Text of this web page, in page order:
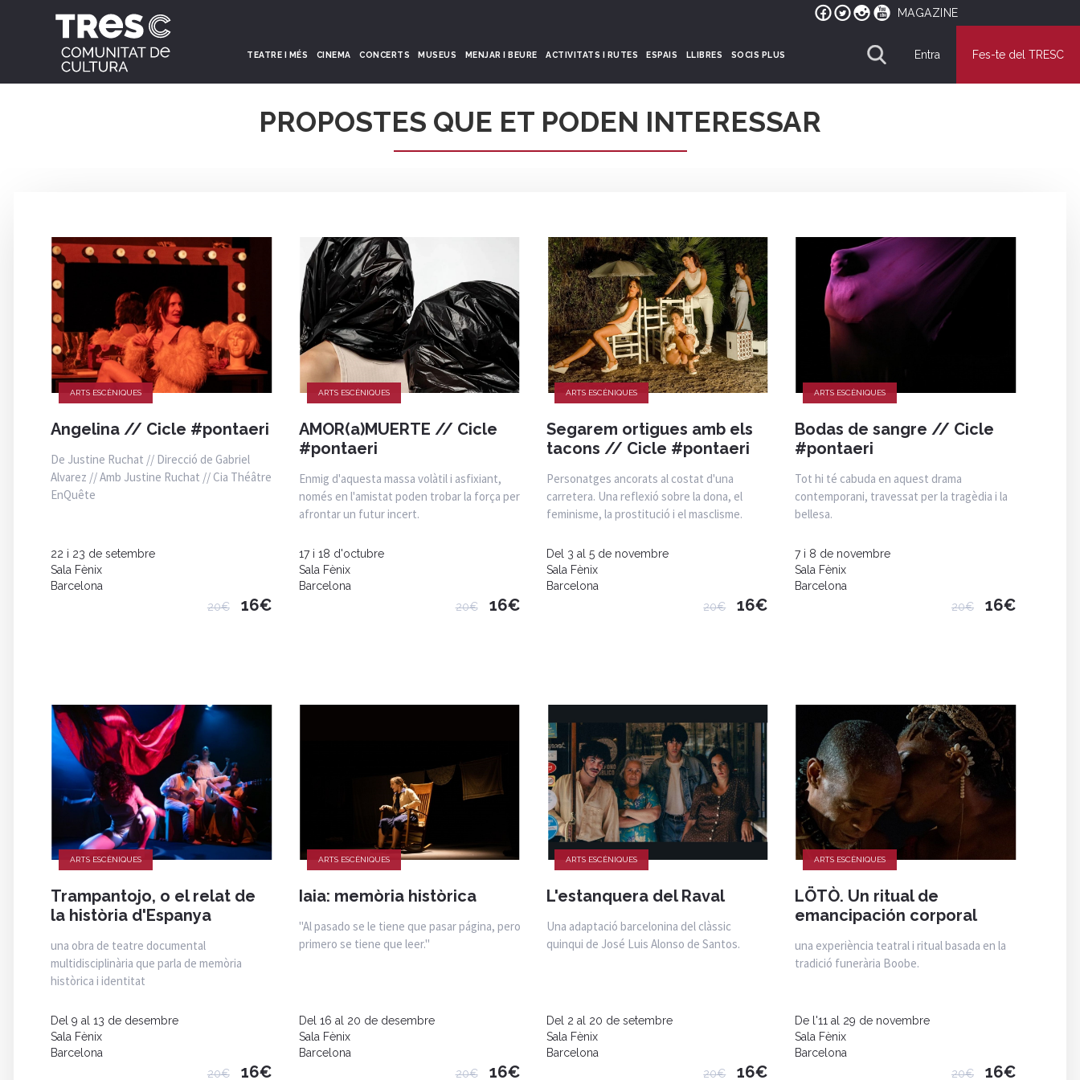
MAGAZINE
TEATRE I MÉS CINEMA CONCERTS MUSEUS MENJAR I BEURE ACTIVITATS I RUTES ESPAIS LLIBRES SOCIS PLUS Entra Fes-te del TRESC
PROPOSTES QUE ET PODEN INTERESSAR
ARTS ESCÈNIQUES
Angelina // Cicle #pontaeri
De Justine Ruchat // Direcció de Gabriel
Alvarez // Amb Justine Ruchat // Cia Théâtre
EnQuête
22 i 23 de setembre
Sala Fènix
Barcelona
20€
16€
ARTS ESCÈNIQUES
AMOR(a)MUERTE // Cicle
#pontaeri
Enmig d'aquesta massa volàtil i asfixiant,
només en l'amistat poden trobar la força per
afrontar un futur incert.
17 i 18 d'octubre
Sala Fènix
Barcelona
20€
16€
ARTS ESCÈNIQUES
Segarem ortigues amb els
tacons // Cicle #pontaeri
Personatges ancorats al costat d'una
carretera. Una reflexió sobre la dona, el
feminisme, la prostitució i el masclisme.
Del 3 al 5 de novembre
Sala Fènix
Barcelona
20€
16€
ARTS ESCÈNIQUES
Bodas de sangre // Cicle
#pontaeri
Tot hi té cabuda en aquest drama
contemporani, travessat per la tragèdia i la
bellesa.
7 i 8 de novembre
Sala Fènix
Barcelona
20€
16€
ARTS ESCÈNIQUES
Trampantojo, o el relat de
la història d'Espanya
una obra de teatre documental
multidisciplinària que parla de memòria
històrica i identitat
Del 9 al 13 de desembre
Sala Fènix
Barcelona
20€
16€
ARTS ESCÈNIQUES
Iaia: memòria històrica
"Al pasado se le tiene que pasar página, pero
primero se tiene que leer."
Del 16 al 20 de desembre
Sala Fènix
Barcelona
20€
16€
ARTS ESCÈNIQUES
L'estanquera del Raval
Una adaptació barcelonina del clàssic
quinqui de José Luis Alonso de Santos.
Del 2 al 20 de setembre
Sala Fènix
Barcelona
20€
16€
ARTS ESCÈNIQUES
LÖTÒ. Un ritual de
emancipación corporal
una experiència teatral i ritual basada en la
tradició funerària Boobe.
De l'11 al 29 de novembre
Sala Fènix
Barcelona
20€
16€